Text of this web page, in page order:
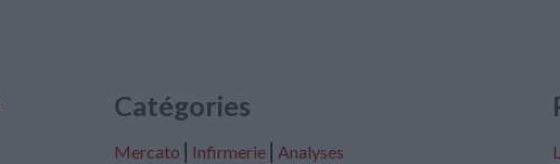
Catégories
Mercato Infirmerie Analyses